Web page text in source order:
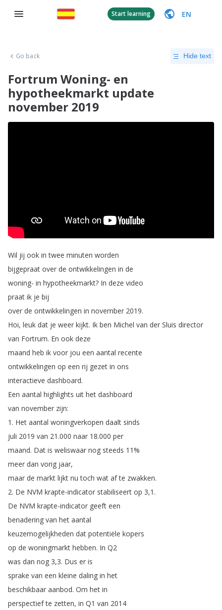
Start learning EN
Go back Hide text
Fortrum Woning- en
hypotheekmarkt update
november 2019
Wil jij ook in twee minuten worden
bijgepraat over de ontwikkelingen in de
woning- in hypotheekmarkt? In deze video
praat ik je bij
over de ontwikkelingen in november 2019.
Hoi, leuk dat je weer kijkt. Ik ben Michel van der Sluis director
van Fortrum. En ook deze
maand heb ik voor jou een aantal recente
ontwikkelingen op een rij gezet in ons
interactieve dashboard.
Een aantal highlights uit het dashboard
van november zijn:
1. Het aantal woningverkopen daalt sinds
juli 2019 van 21.000 naar 18.000 per
maand. Dat is weliswaar nog steeds 11%
meer dan vorig jaar,
maar de markt lijkt nu toch wat af te zwakken.
2. De NVM krapte-indicator stabiliseert op 3,1.
De NVM krapte-indicator geeft een
benadering van het aantal
keuzemogelijkheden dat potentiële kopers
op de woningmarkt hebben. In Q2
was dan nog 3,3. Dus er is
sprake van een kleine daling in het
beschikbaar aanbod. Om het in
perspectief te zetten, in Q1 van 2014